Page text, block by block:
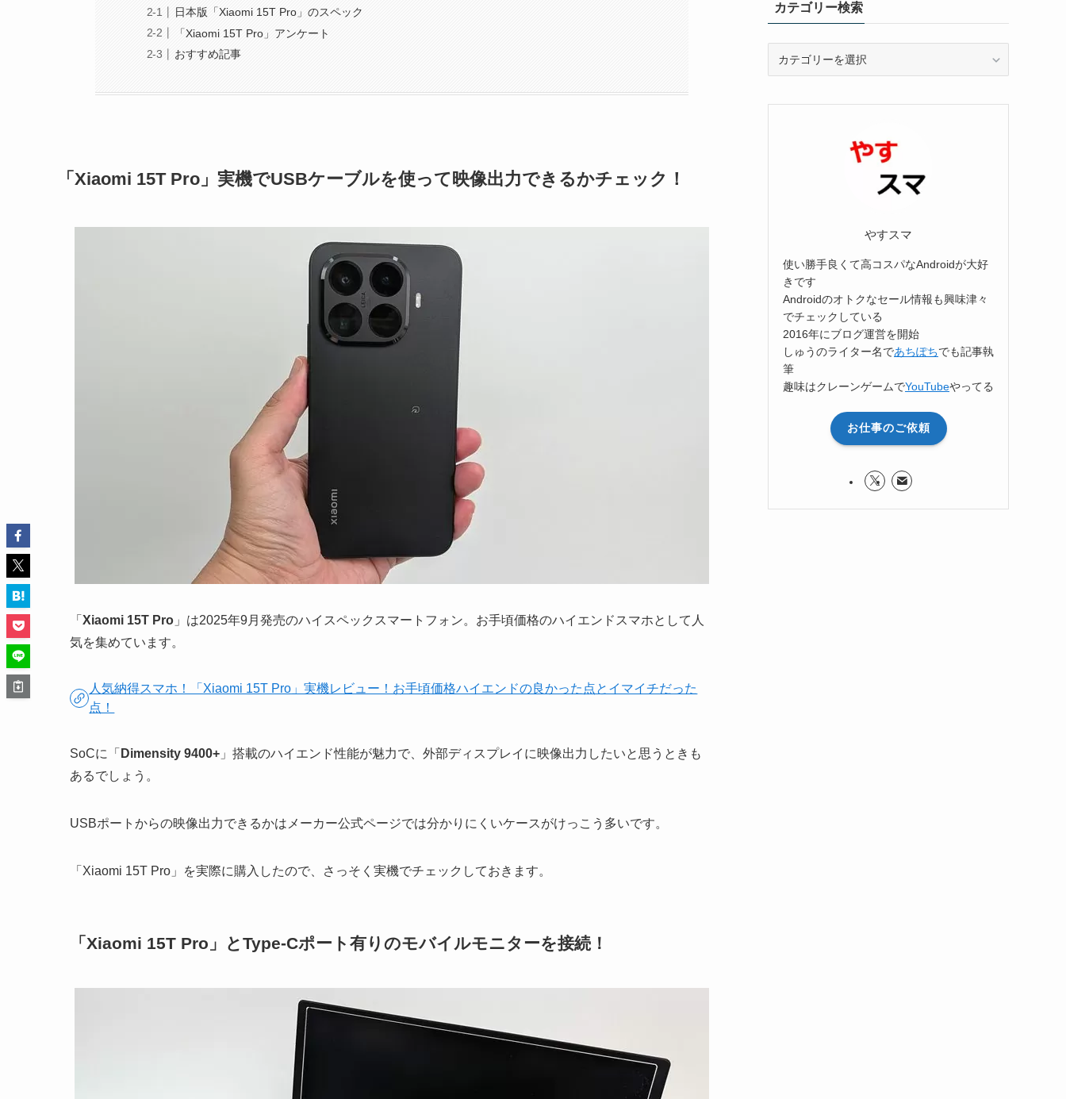
日本版「Xiaomi 15T Pro」のスペック
「Xiaomi 15T Pro」アンケート
おすすめ記事
「Xiaomi 15T Pro」実機でUSBケーブルを使って映像出力できるかチェック！
「 Xiaomi 15T Pro 」は2025年9月発売のハイスペックスマートフォン。お手頃価格のハイエンドスマホとして人
気を集めています。
人気納得スマホ！「Xiaomi 15T Pro」実機レビュー！お手頃価格ハイエンドの良かった点とイマイチだった
点！
SoCに「 Dimensity 9400+ 」搭載のハイエンド性能が魅力で、外部ディスプレイに映像出力したいと思うときも
あるでしょう。
USBポートからの映像出力できるかはメーカー公式ページでは分かりにくいケースがけっこう多いです。
「Xiaomi 15T Pro」を実際に購入したので、さっそく実機でチェックしておきます。
「Xiaomi 15T Pro」とType-Cポート有りのモバイルモニターを接続！
カテゴリー検索
リ
やすスマ
使い勝手良くて高コスパなAndroidが大好
きです
Androidのオトクなセール情報も興味津々
でチェックしている
2016年にブログ運営を開始
しゅうのライター名であちぽちでも記事執
筆
趣味はクレーンゲームでYouTubeやってる
お仕事のご依頼